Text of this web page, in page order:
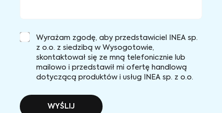
Wyrażam zgodę, aby przedstawiciel INEA sp.
z o.o. z siedzibą w Wysogotowie,
skontaktował się ze mną telefonicznie lub
mailowo i przedstawił mi ofertę handlową
dotyczącą produktów i usług INEA sp. z o.o.
WYŚLIJ